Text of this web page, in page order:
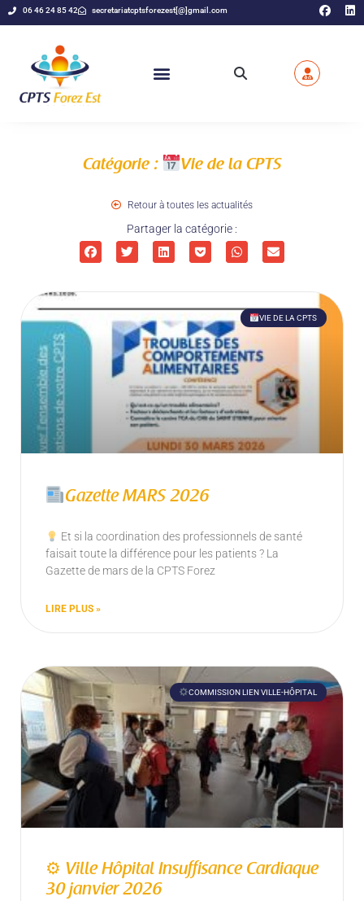
06 46 24 85 42 secretariatcptsforezest[@]gmail.com
Catégorie : Vie de la CPTS
Retour à toutes les actualités
Partager la catégorie :
VIE DE LA CPTS
Gazette MARS 2026
Et si la coordination des professionnels de santé
faisait toute la différence pour les patients ? La
Gazette de mars de la CPTS Forez
LIRE PLUS »
COMMISSION LIEN VILLE-HÔPITAL
⚙ Ville Hôpital Insuffisance Cardiaque
30 janvier 2026